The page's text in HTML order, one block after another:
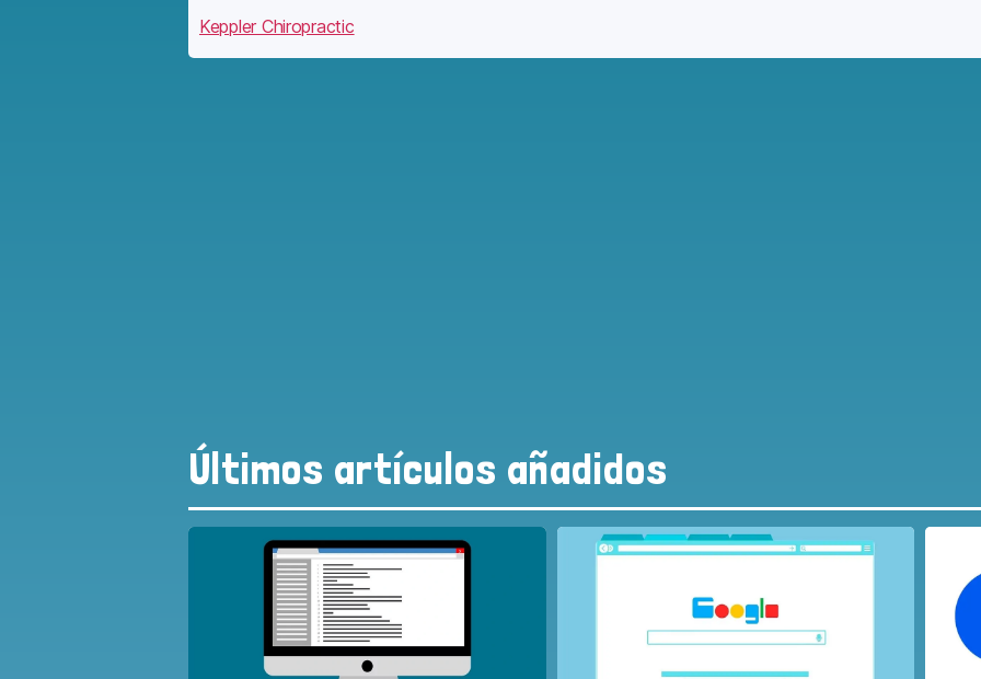
Keppler Chiropractic
Últimos artículos añadidos